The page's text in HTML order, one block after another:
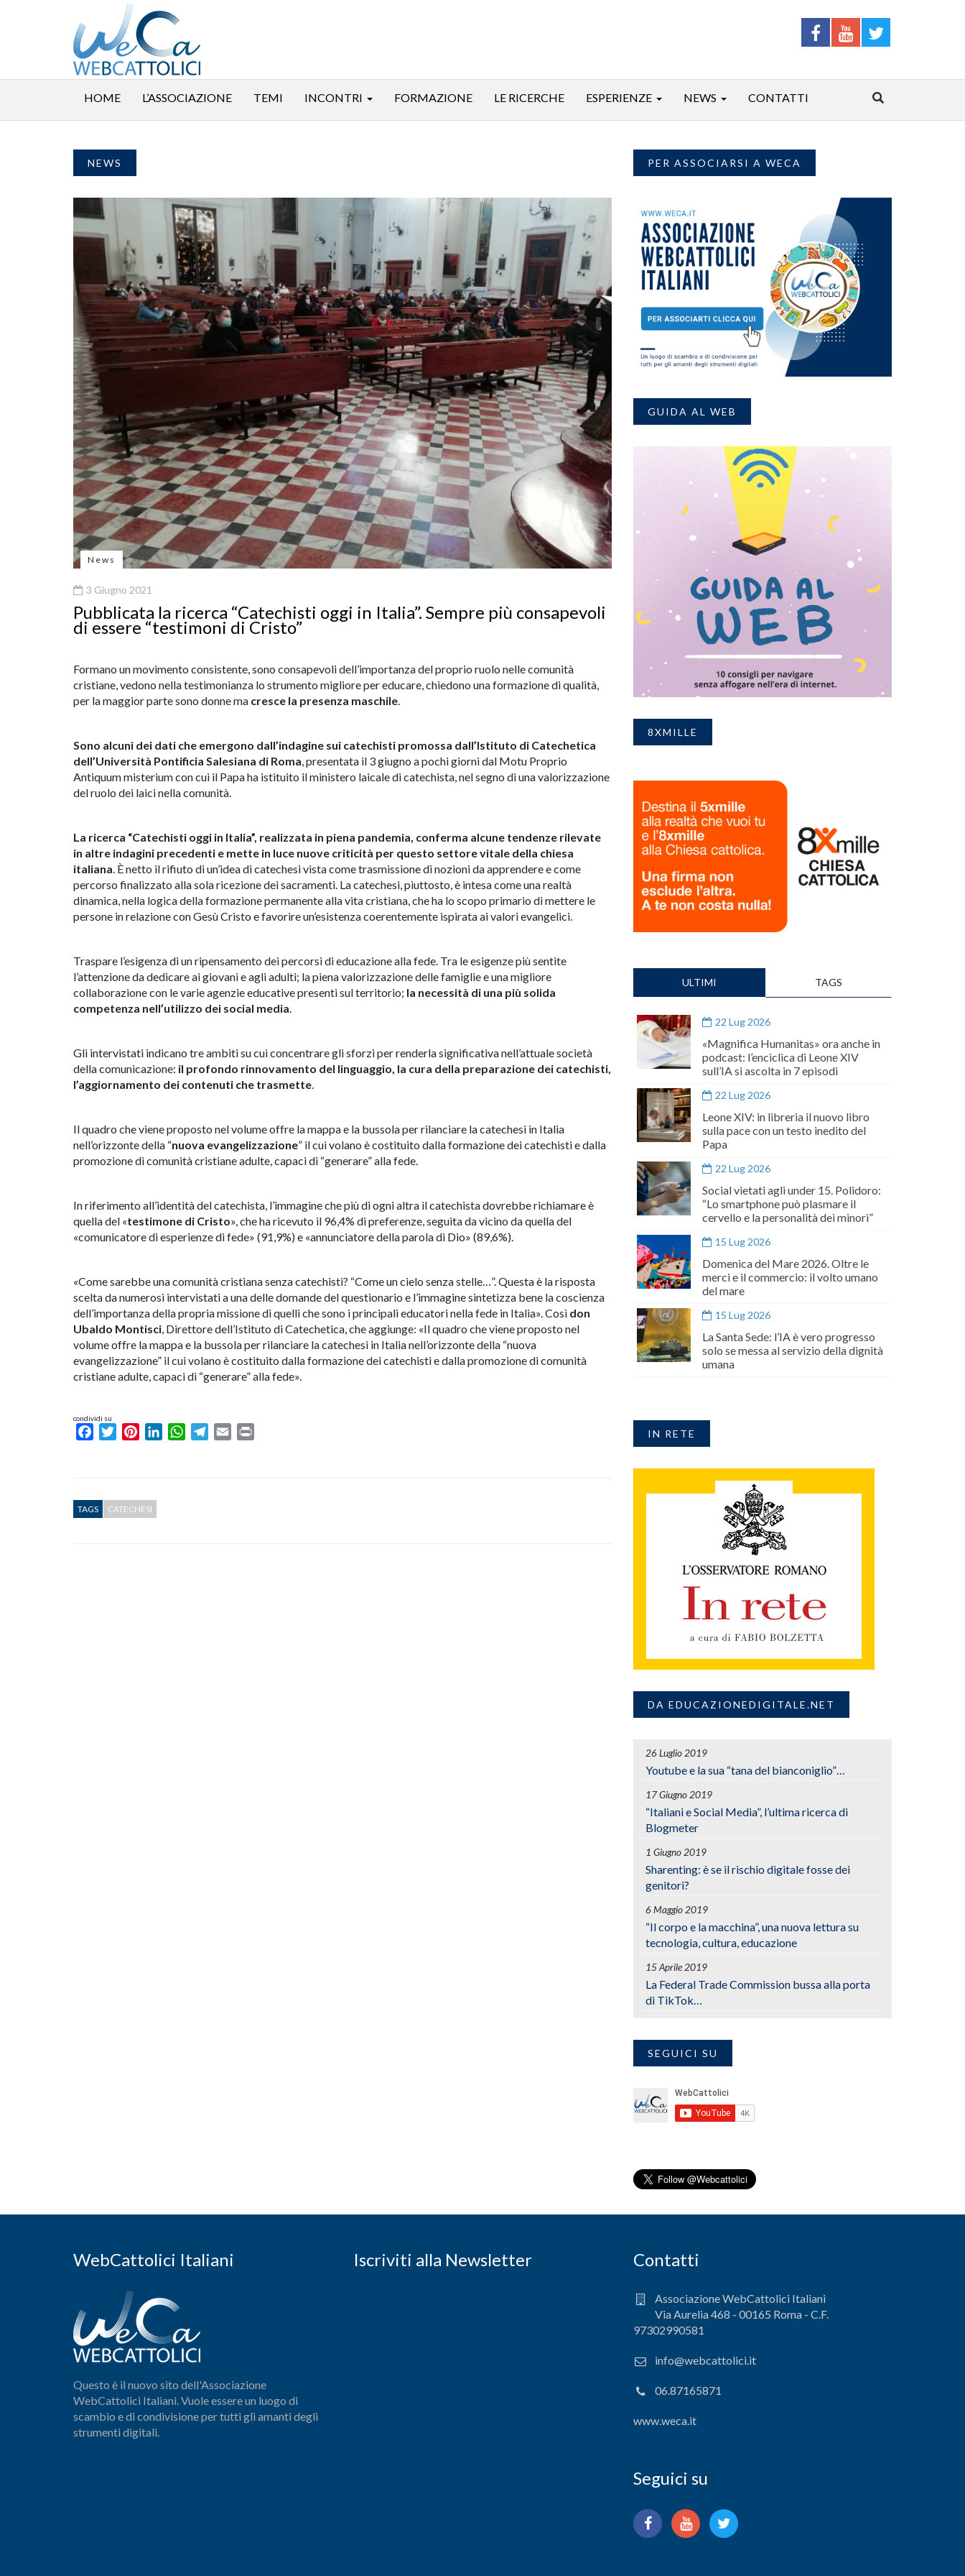
HOME L’ASSOCIAZIONE TEMI INCONTRI FORMAZIONE LE RICERCHE ESPERIENZE NEWS CONTATTI
NEWS
News
3 Giugno 2021
Pubblicata la ricerca “Catechisti oggi in Italia”. Sempre più consapevoli
di essere “testimoni di Cristo”
Formano un movimento consistente, sono consapevoli dell’importanza del proprio ruolo nelle comunità
cristiane, vedono nella testimonianza lo strumento migliore per educare, chiedono una formazione di qualità,
per la maggior parte sono donne ma cresce la presenza maschile
Sono alcuni dei dati che emergono dall’indagine sui catechisti promossa dall’Istituto di Catechetica
dell’Università Pontificia Salesiana di Roma , presentata il 3 giugno a pochi giorni dal Motu Proprio
Antiquum misterium con cui il Papa ha istituito il ministero laicale di catechista, nel segno di una valorizzazione
del ruolo dei laici nella comunità.
La ricerca “Catechisti oggi in Italia”, realizzata in piena pandemia, conferma alcune tendenze rilevate
in altre indagini precedenti e mette in luce nuove criticità per questo settore vitale della chiesa
italiana . È netto il rifiuto di un’idea di catechesi vista come trasmissione di nozioni da apprendere e come
percorso finalizzato alla sola ricezione dei sacramenti. La catechesi, piuttosto, è intesa come una realtà
dinamica, nella logica della formazione permanente alla vita cristiana, che ha lo scopo primario di mettere le
persone in relazione con Gesù Cristo e favorire un’esistenza coerentemente ispirata ai valori evangelici.
Traspare l’esigenza di un ripensamento dei percorsi di educazione alla fede. Tra le esigenze più sentite
l’attenzione da dedicare ai giovani e agli adulti; la piena valorizzazione delle famiglie e una migliore
collaborazione con le varie agenzie educative presenti sul territorio; la necessità di una più solida
competenza nell’utilizzo dei social media
Gli intervistati indicano tre ambiti su cui concentrare gli sforzi per renderla significativa nell’attuale società
della comunicazione: il profondo rinnovamento del linguaggio, la cura della preparazione dei catechisti,
l’aggiornamento dei contenuti che trasmette
Il quadro che viene proposto nel volume offre la mappa e la bussola per rilanciare la catechesi in Italia
nell’orizzonte della “nuova evangelizzazione” il cui volano è costituito dalla formazione dei catechisti e dalla
promozione di comunità cristiane adulte, capaci di “generare” alla fede.
In riferimento all’identità del catechista, l’immagine che più di ogni altra il catechista dovrebbe richiamare è
quella del «testimone di Cristo», che ha ricevuto il 96,4% di preferenze, seguita da vicino da quella del
«comunicatore di esperienze di fede» (91,9%) e «annunciatore della parola di Dio» (89,6%).
«Come sarebbe una comunità cristiana senza catechisti? “Come un cielo senza stelle…”. Questa è la risposta
scelta da numerosi intervistati a una delle domande del questionario e l’immagine sintetizza bene la coscienza
dell’importanza della propria missione di quelli che sono i principali educatori nella fede in Italia». Così don
Ubaldo Montisci , Direttore dell’Istituto di Catechetica, che aggiunge: «Il quadro che viene proposto nel
volume offre la mappa e la bussola per rilanciare la catechesi in Italia nell’orizzonte della “nuova
evangelizzazione” il cui volano è costituito dalla formazione dei catechisti e dalla promozione di comunità
cristiane adulte, capaci di “generare” alla fede».
condividi su
FacebookTwitterPinterestLinkedInWhatsAppTelegram
Email
TAGS CATECHESI
PER ASSOCIARSI A WECA
GUIDA AL WEB
8XMILLE
ULTIMI TAGS
22 Lug 2026
«Magnifica Humanitas» ora anche in
podcast: l’enciclica di Leone XIV
sull’IA si ascolta in 7 episodi
22 Lug 2026
Leone XIV: in libreria il nuovo libro
sulla pace con un testo inedito del
Papa
22 Lug 2026
Social vietati agli under 15. Polidoro:
“Lo smartphone può plasmare il
cervello e la personalità dei minori”
15 Lug 2026
Domenica del Mare 2026. Oltre le
merci e il commercio: il volto umano
del mare
15 Lug 2026
La Santa Sede: l’IA è vero progresso
solo se messa al servizio della dignità
umana
IN RETE
DA EDUCAZIONEDIGITALE.NET
26 Luglio 2019
Youtube e la sua “tana del bianconiglio”…
17 Giugno 2019
“Italiani e Social Media”, l’ultima ricerca di
Blogmeter
1 Giugno 2019
Sharenting: è se il rischio digitale fosse dei
genitori?
6 Maggio 2019
“Il corpo e la macchina”, una nuova lettura su
tecnologia, cultura, educazione
15 Aprile 2019
La Federal Trade Commission bussa alla porta
di TikTok…
SEGUICI SU
WebCattolici Italiani
Questo è il nuovo sito dell'Associazione
WebCattolici Italiani. Vuole essere un luogo di
scambio e di condivisione per tutti gli amanti degli
strumenti digitali.
Iscriviti alla Newsletter Contatti
Associazione WebCattolici Italiani
Via Aurelia 468 - 00165 Roma - C.F.
97302990581
info@webcattolici.it
06.87165871
www.weca.it
Seguici su